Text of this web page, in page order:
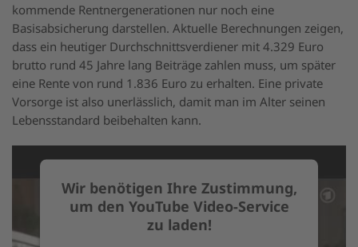
kommende Rentnergenerationen nur noch eine
Basisabsicherung darstellen. Aktuelle Berechnungen zeigen,
dass ein heutiger Durchschnittsverdiener mit 4.329 Euro
brutto rund 45 Jahre lang Beiträge zahlen muss, um später
eine Rente von rund 1.836 Euro zu erhalten. Eine private
Vorsorge ist also unerlässlich, damit man im Alter seinen
Lebensstandard beibehalten kann.
Wir benötigen Ihre Zustimmung,
um den YouTube Video-Service
zu laden!